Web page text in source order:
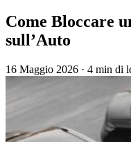
Come Bloccare
sull’Auto
16 Maggio 2026 · 4 min di